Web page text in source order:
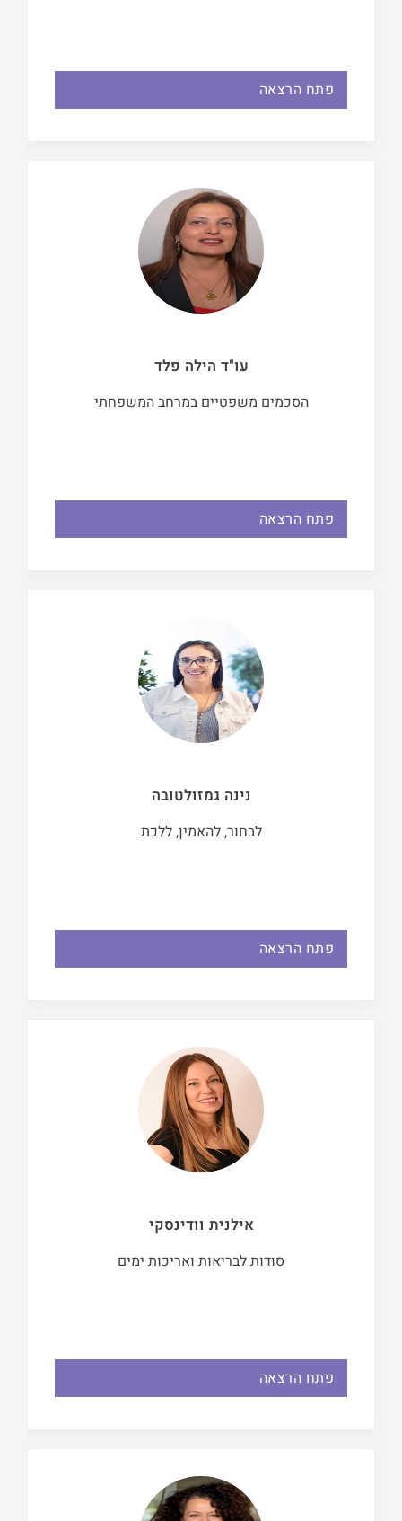
פתח הרצאה
עו"ד הילה פלד
הסכמים משפטיים במרחב המשפחתי
פתח הרצאה
נינה גמזולטובה
לבחור, להאמין, ללכת
פתח הרצאה
אילנית וודינסקי
סודות לבריאות ואריכות ימים
פתח הרצאה